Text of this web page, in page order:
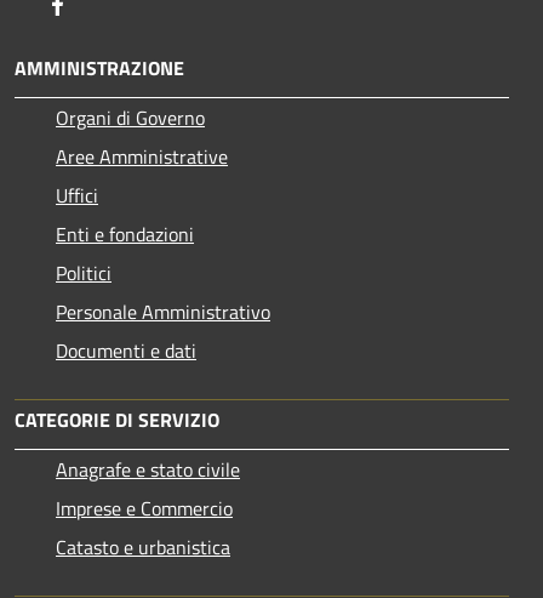
AMMINISTRAZIONE
Organi di Governo
Aree Amministrative
Uffici
Enti e fondazioni
Politici
Personale Amministrativo
Documenti e dati
CATEGORIE DI SERVIZIO
Anagrafe e stato civile
Imprese e Commercio
Catasto e urbanistica